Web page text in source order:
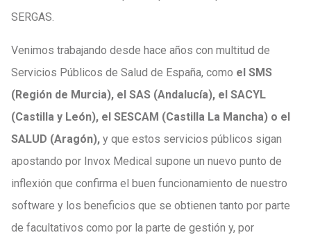
SERGAS.
Venimos trabajando desde hace años con multitud de
Servicios Públicos de Salud de España, como el SMS
(Región de Murcia), el SAS (Andalucía), el SACYL
(Castilla y León), el SESCAM (Castilla La Mancha) o el
SALUD (Aragón), y que estos servicios públicos sigan
apostando por Invox Medical supone un nuevo punto de
inflexión que confirma el buen funcionamiento de nuestro
software y los beneficios que se obtienen tanto por parte
de facultativos como por la parte de gestión y, por